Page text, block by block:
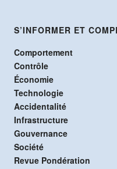
S’INFORMER ET
Comportement
Contrôle
Économie
Technologie
Accidentalité
Infrastructure
Gouvernance
Société
Revue Pondération